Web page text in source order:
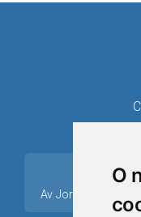
O
Av. Jorge Dariva,